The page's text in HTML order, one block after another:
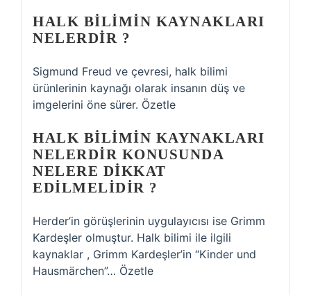
HALK BILIMIN KAYNAKLARI
NELERDIR ?
Sigmund Freud ve çevresi, halk bilimi
ürünlerinin kaynağı olarak insanın düş ve
imgelerini öne sürer. Özetle
HALK BILIMIN KAYNAKLARI
NELERDIR KONUSUNDA
NELERE DIKKAT
EDILMELIDIR ?
Herder’in görüşlerinin uygulayıcısı ise Grimm
Kardeşler olmuştur. Halk bilimi ile ilgili
kaynaklar , Grimm Kardeşler’in “Kinder und
Hausmärchen”… Özetle